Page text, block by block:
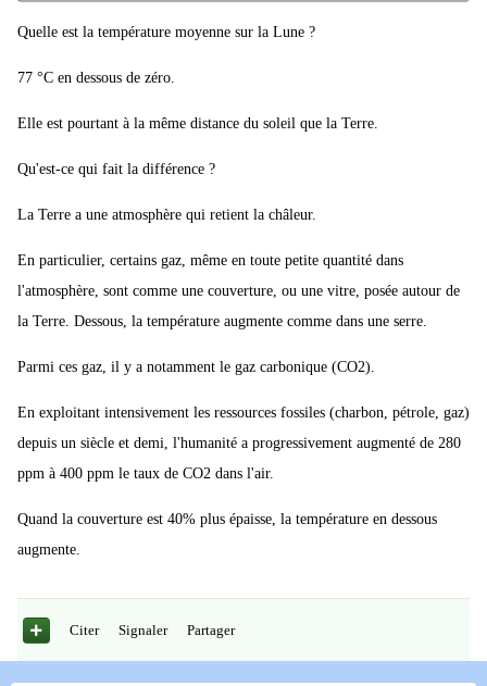
Quelle est la température moyenne sur la Lune ?
77 °C en dessous de zéro.
Elle est pourtant à la même distance du soleil que la Terre.
Qu'est-ce qui fait la différence ?
La Terre a une atmosphère qui retient la châleur.
En particulier, certains gaz, même en toute petite quantité dans
l'atmosphère, sont comme une couverture, ou une vitre, posée autour de
la Terre. Dessous, la température augmente comme dans une serre.
Parmi ces gaz, il y a notamment le gaz carbonique (CO2).
En exploitant intensivement les ressources fossiles (charbon, pétrole, gaz)
depuis un siècle et demi, l'humanité a progressivement augmenté de 280
ppm à 400 ppm le taux de CO2 dans l'air.
Quand la couverture est 40% plus épaisse, la température en dessous
augmente.
Citer Signaler Partager